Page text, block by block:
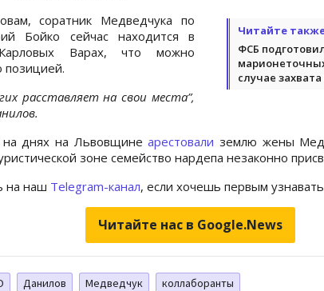
Читайте
ФСБ
случае захвата
соратник Медведчука по
Бойко сейчас находится в
Варах, что можно
позицией.
расставляет на свои места”,
на днях на Львовщинеарестовали землю жены
зоне семейство нардепа незаконно
на наш Telegram-канал, если хочешь первым
Читайте нас в Google.News
Данилов Медведчук коллаборанты